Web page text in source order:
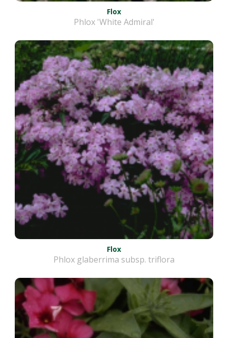
Flox
Phlox 'White Admiral'
Flox
Phlox glaberrima subsp. triflora